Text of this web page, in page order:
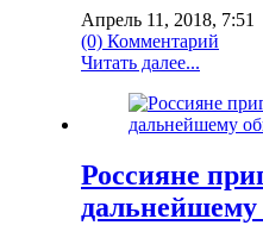
Апрель 11, 2018, 7:51
(0) Комментарий
Читать далее...
Россияне
дальнейшему